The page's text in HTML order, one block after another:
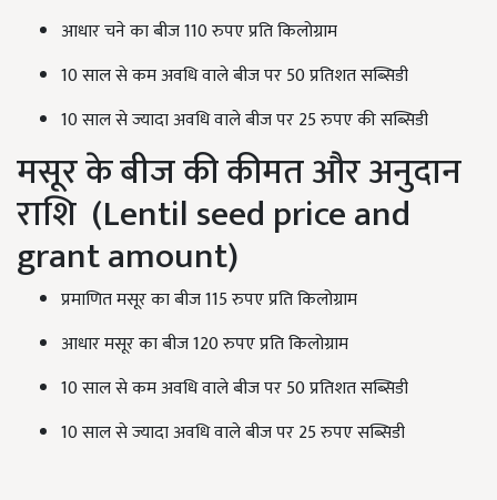
आधार चने का बीज 110 रुपए प्रति किलोग्राम
10 साल से कम अवधि वाले बीज पर 50 प्रतिशत सब्सिडी
10 साल से ज्यादा अवधि वाले बीज पर 25 रुपए की सब्सिडी
मसूर के बीज की कीमत और अनुदान
राशि (Lentil seed price and
grant amount)
प्रमाणित मसूर का बीज 115 रुपए प्रति किलोग्राम
आधार मसूर का बीज 120 रुपए प्रति किलोग्राम
10 साल से कम अवधि वाले बीज पर 50 प्रतिशत सब्सिडी
10 साल से ज्यादा अवधि वाले बीज पर 25 रुपए सब्सिडी